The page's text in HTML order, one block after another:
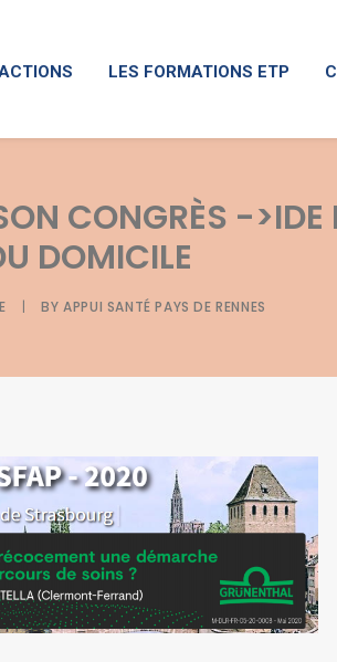
LES FORMATIONS ETP
CONGRÈS ->IDE
DOMICILE
| BYAPPUI SANTÉ PAYS DE RENNES